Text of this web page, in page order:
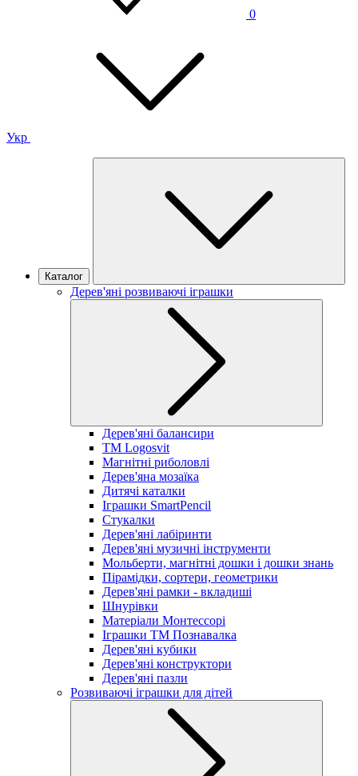
0
Укр
Каталог
Дерев'яні розвиваючі іграшки
Дерев'яні балансири
TM Logosvit
Магнітні риболовлі
Дерев'яна мозаїка
Дитячі каталки
Іграшки SmartPencil
Стукалки
Дерев'яні лабіринти
Дерев'яні музичні інструменти
Мольберти, магнітні дошки і дошки знань
Пірамідки, сортери, геометрики
Дерев'яні рамки - вкладиші
Шнурівки
Матеріали Монтессорі
Іграшки ТМ Познавалка
Дерев'яні кубики
Дерев'яні конструктори
Дерев'яні пазли
Розвиваючі іграшки для дітей